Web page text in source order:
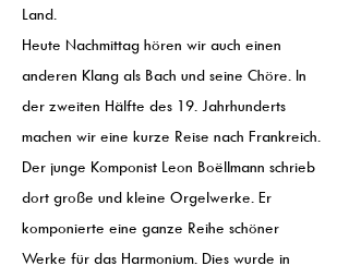
Land.
Heute Nachmittag hören wir auch einen
anderen Klang als Bach und seine Chöre. In
der zweiten Hälfte des 19. Jahrhunderts
machen wir eine kurze Reise nach Frankreich.
Der junge Komponist Leon Boëllmann schrieb
dort große und kleine Orgelwerke. Er
komponierte eine ganze Reihe schöner
Werke für das Harmonium. Dies wurde in